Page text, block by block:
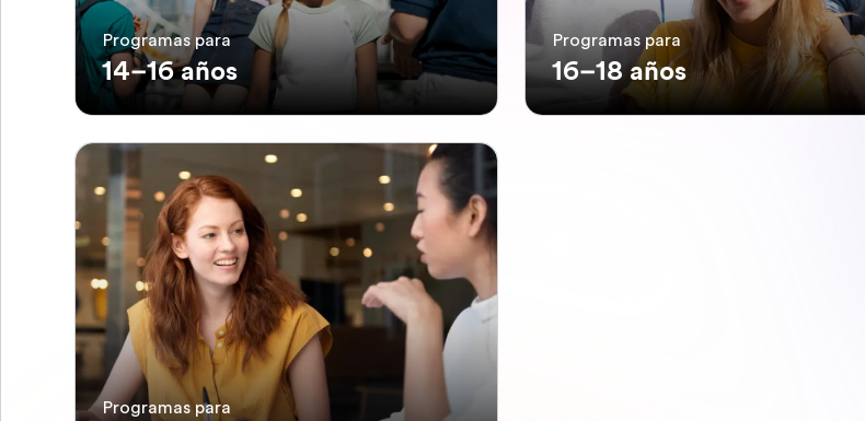
Programas para
14–16 años
Programas para
16–18 años
Programas para